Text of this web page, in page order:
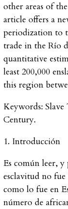
other areas of
article offers a
periodization to
trade in the Río
quantitative
least 200,000
this region
Keywords:
Century.
1. Introducción
Es común leer,
esclavitud no
como lo fue en
número de